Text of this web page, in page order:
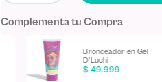
Complementa tu Compra
Mantequilla Corporal
D'Luchi
.999